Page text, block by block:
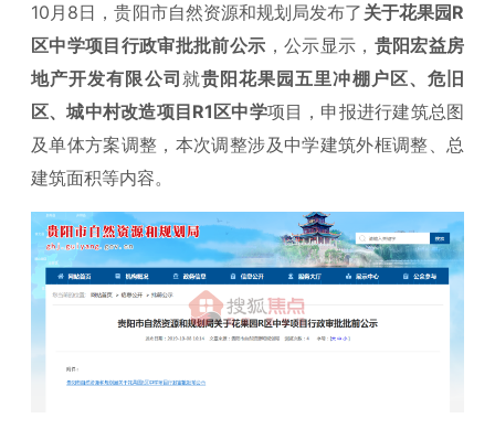
10月8日，贵阳市自然资源和规划局发布了 关于花果园R
区中学项目行政审批批前公示 ，公示显示， 贵阳宏益房
地产开发有限公司 就贵阳花果园五里冲棚户区、危旧
区、城中村改造项目R1区中学项目，申报进行建筑总图
及单体方案调整，本次调整涉及中学建筑外框调整、总
建筑面积等内容。